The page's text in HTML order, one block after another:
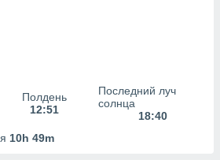
Полдень
12:51
Последний луч
солнца
18:40
10h 49m